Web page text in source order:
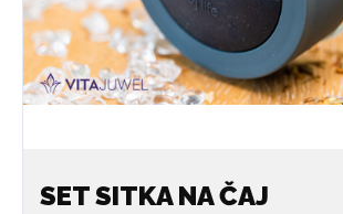
SET SITKA NA ČAJ